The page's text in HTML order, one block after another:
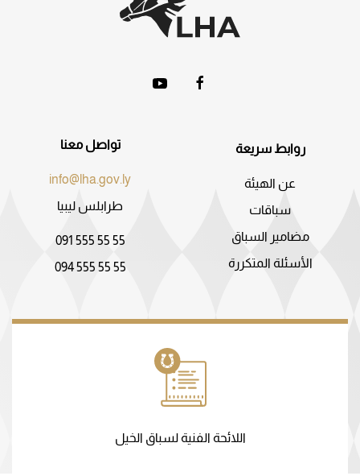
روابط سريعة
عن الهيئة
سباقات
مضامير السباق
الأسئلة المتكررة
تواصل معنا
info@lha.gov.ly
طرابلس ليبيا
091 555 55 55
094 555 55 55
اللائحة الفنية لسباق الخيل